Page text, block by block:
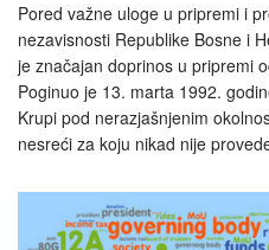
Pored važne uloge u pripremi i
nezavisnosti Republike Bosne i
je značajan doprinos u pripremi
Poginuo je 13. marta 1992.
Krupi pod nerazjašnjenim
nesreći za koju nikad nije